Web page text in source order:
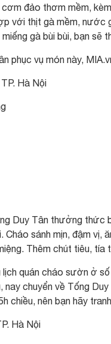
đảo thơm mềm,
với thịt gà mềm,
gà bùi bùi, bạn sẽ
phục vụ món này,
Hà Nội
Duy Tân thưởng
Cháo sánh mịn, đậm vị,
Thêm chút tiêu, tía
quán cháo sườn ở
chuyển về Tống
chiều, nên bạn hãy
Hà Nội